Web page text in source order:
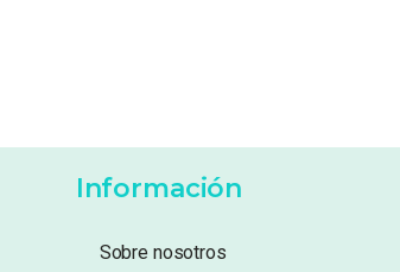
Información
Sobre nosotros